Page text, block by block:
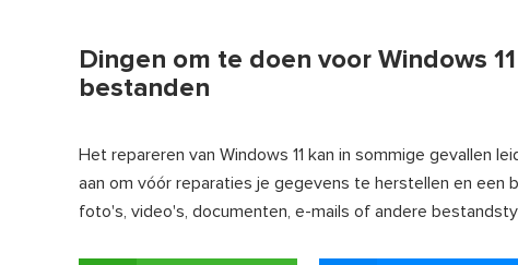
Dingen om te doen voor Windows
bestanden
Het repareren van Windows 11 kan in sommige gevallen
aan om vóór reparaties je gegevens te herstellen en een
foto's, video's, documenten, e-mails of andere